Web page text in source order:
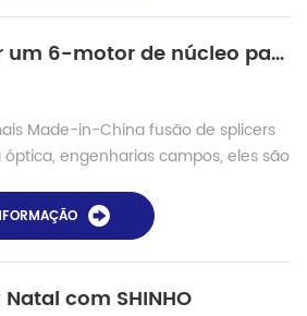
Por que escolher um 6-motor de núcleo para núcleo de alinhamento de fibra de fusão splicer?
Made-in-China fusão de splicers
engenharias campos, eles são
Mas par...
com SHINHO